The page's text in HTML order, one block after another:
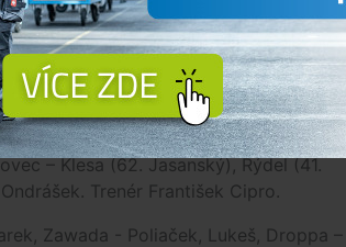
FC Baník Ostrava 0:0
Zawada, Droppa, Marek).ČK:0:1 (60.
Střely na bránu:6:4.Střely mimo:
3314.
– Klesa (62. Jasanský), Rýdel (41.
Trenér František Cipro.
Zawada - Poliaček, Lukeš, Droppa –